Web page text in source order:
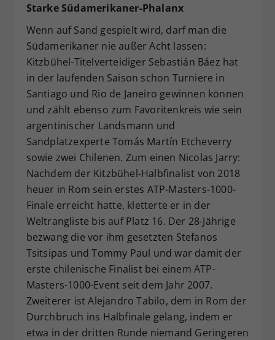
Starke Südamerikaner-Phalanx
Wenn auf Sand gespielt wird, darf man die
Südamerikaner nie außer Acht lassen:
Kitzbühel-Titelverteidiger Sebastián Báez hat
in der laufenden Saison schon Turniere in
Santiago und Rio de Janeiro gewinnen können
und zählt ebenso zum Favoritenkreis wie sein
argentinischer Landsmann und
Sandplatzexperte Tomás Martín Etcheverry
sowie zwei Chilenen. Zum einen Nicolas Jarry:
Nachdem der Kitzbühel-Halbfinalist von 2018
heuer in Rom sein erstes ATP-Masters-1000-
Finale erreicht hatte, kletterte er in der
Weltrangliste bis auf Platz 16. Der 28-Jährige
bezwang die vor ihm gesetzten Stefanos
Tsitsipas und Tommy Paul und war damit der
erste chilenische Finalist bei einem ATP-
Masters-1000-Event seit dem Jahr 2007.
Zweiterer ist Alejandro Tabilo, dem in Rom der
Durchbruch ins Halbfinale gelang, indem er
etwa in der dritten Runde niemand Geringeren